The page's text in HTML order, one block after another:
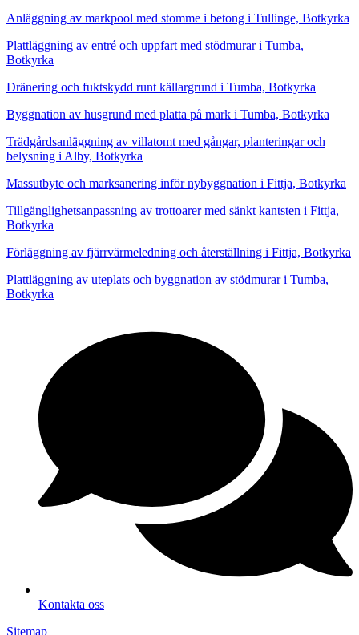
Anläggning av markpool med stomme i betong i Tullinge, Botkyrka
Plattläggning av entré och uppfart med stödmurar i Tumba,
Botkyrka
Dränering och fuktskydd runt källargrund i Tumba, Botkyrka
Byggnation av husgrund med platta på mark i Tumba, Botkyrka
Trädgårdsanläggning av villatomt med gångar, planteringar och
belysning i Alby, Botkyrka
Massutbyte och marksanering inför nybyggnation i Fittja, Botkyrka
Tillgänglighetsanpassning av trottoarer med sänkt kantsten i Fittja,
Botkyrka
Förläggning av fjärrvärmeledning och återställning i Fittja, Botkyrka
Plattläggning av uteplats och byggnation av stödmurar i Tumba,
Botkyrka
Kontakta oss
Sitemap